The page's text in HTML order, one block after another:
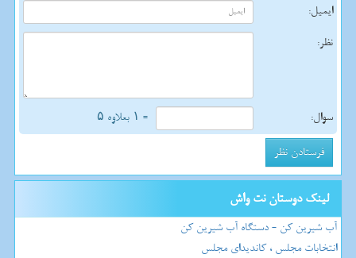
ایمیل:
نظر:
سوال: = ۱ بعلاوه ۵
لینک دوستان نت واش
آب شیرین کن - دستگاه آب شیرین کن
انتخابات مجلس ، کاندیدای مجلس